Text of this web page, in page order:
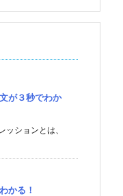
が３秒でわか
ッションとは、
かる！